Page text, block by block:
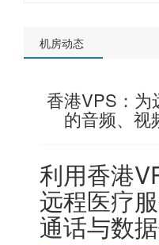
机房动态
香港VPS：为
的音频、视
利用香港
远程医疗
通话与数